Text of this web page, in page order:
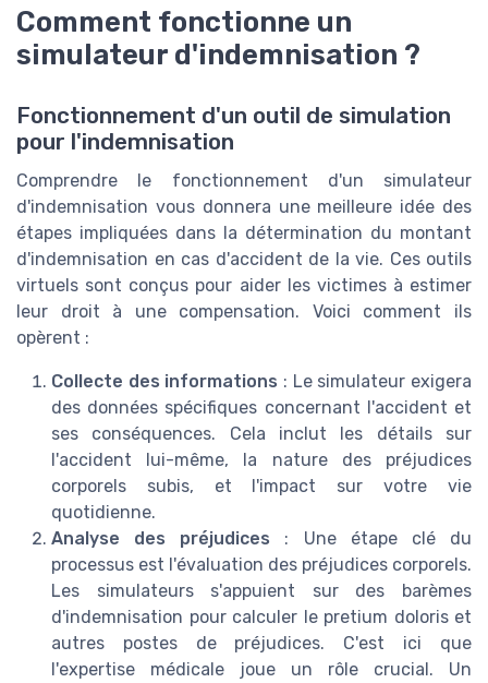
Comment fonctionne un
simulateur d'indemnisation ?
Fonctionnement d'un outil de simulation
pour l'indemnisation
Comprendre le fonctionnement d'un simulateur
d'indemnisation vous donnera une meilleure idée des
étapes impliquées dans la détermination du montant
d'indemnisation en cas d'accident de la vie. Ces outils
virtuels sont conçus pour aider les victimes à estimer
leur droit à une compensation. Voici comment ils
opèrent :
Collecte des informations : Le simulateur exigera
des données spécifiques concernant l'accident et
ses conséquences. Cela inclut les détails sur
l'accident lui-même, la nature des préjudices
corporels subis, et l'impact sur votre vie
quotidienne.
Analyse des préjudices : Une étape clé du
processus est l'évaluation des préjudices corporels.
Les simulateurs s'appuient sur des barèmes
d'indemnisation pour calculer le pretium doloris et
autres postes de préjudices. C'est ici que
l'expertise médicale joue un rôle crucial. Un